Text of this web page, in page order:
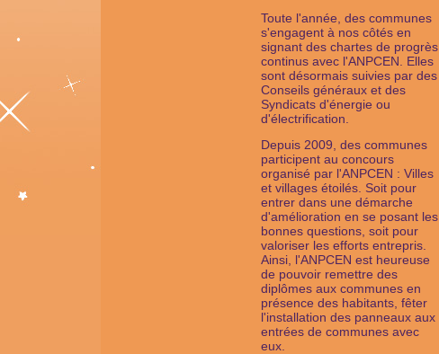
Toute l'année, des communes
s'engagent à nos côtés en
signant des chartes de progrès
continus avec l'ANPCEN. Elles
sont désormais suivies par des
Conseils généraux et des
Syndicats d'énergie ou
d'électrification.
Depuis 2009, des communes
participent au concours
organisé par l'ANPCEN : Villes
et villages étoilés. Soit pour
entrer dans une démarche
d'amélioration en se posant les
bonnes questions, soit pour
valoriser les efforts entrepris.
Ainsi, l'ANPCEN est heureuse
de pouvoir remettre des
diplômes aux communes en
présence des habitants, fêter
l'installation des panneaux aux
entrées de communes avec
eux.